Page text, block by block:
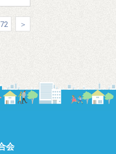
72 ＞
会